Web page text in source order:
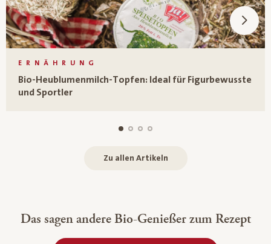
ERNÄHRUNG
Bio-Heublumenmilch-Topfen: Ideal für Figurbewusste
und Sportler
Zu allen Artikeln
Das sagen andere Bio-Genießer zum Rezept